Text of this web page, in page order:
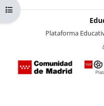
Abrir índice del curso
Plataforma